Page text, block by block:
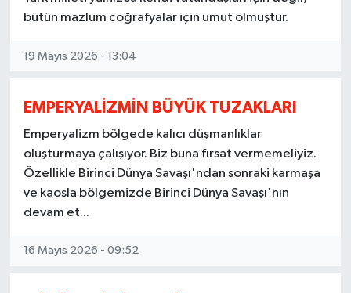
bütün mazlum coğrafyalar için umut olmuştur.
19 Mayıs 2026 - 13:04
EMPERYALİZMİN BÜYÜK TUZAKLARI
Emperyalizm bölgede kalıcı düşmanlıklar
oluşturmaya çalışıyor. Biz buna fırsat vermemeliyiz.
Özellikle Birinci Dünya Savaşı'ndan sonraki karmaşa
ve kaosla bölgemizde Birinci Dünya Savaşı'nın
devam et...
16 Mayıs 2026 - 09:52